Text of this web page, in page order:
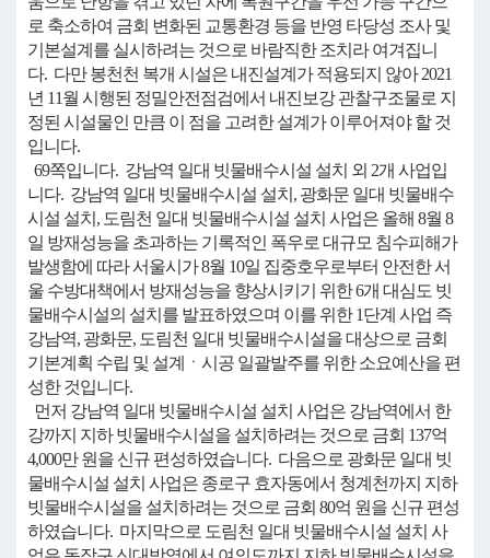
로 축소하여 금회 변화된 교통환경 등을 반영 타당성 조사 및
기본설계를 실시하려는 것으로 바람직한 조치라 여겨집니
다. 다만 봉천천 복개 시설은 내진설계가 적용되지 않아 2021
년 11월 시행된 정밀안전점검에서 내진보강 관찰구조물로 지
정된 시설물인 만큼 이 점을 고려한 설계가 이루어져야 할 것
입니다.
69쪽입니다. 강남역 일대 빗물배수시설 설치 외 2개 사업입
니다. 강남역 일대 빗물배수시설 설치, 광화문 일대 빗물배수
시설 설치, 도림천 일대 빗물배수시설 설치 사업은 올해 8월 8
일 방재성능을 초과하는 기록적인 폭우로 대규모 침수피해가
발생함에 따라 서울시가 8월 10일 집중호우로부터 안전한 서
울 수방대책에서 방재성능을 향상시키기 위한 6개 대심도 빗
물배수시설의 설치를 발표하였으며 이를 위한 1단계 사업 즉
강남역, 광화문, 도림천 일대 빗물배수시설을 대상으로 금회
기본계획 수립 및 설계ㆍ시공 일괄발주를 위한 소요예산을 편
성한 것입니다.
먼저 강남역 일대 빗물배수시설 설치 사업은 강남역에서 한
강까지 지하 빗물배수시설을 설치하려는 것으로 금회 137억
4,000만 원을 신규 편성하였습니다. 다음으로 광화문 일대 빗
물배수시설 설치 사업은 종로구 효자동에서 청계천까지 지하
빗물배수시설을 설치하려는 것으로 금회 80억 원을 신규 편성
하였습니다. 마지막으로 도림천 일대 빗물배수시설 설치 사